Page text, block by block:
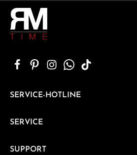
SERVICE-HOTLINE
SERVICE
SUPPORT